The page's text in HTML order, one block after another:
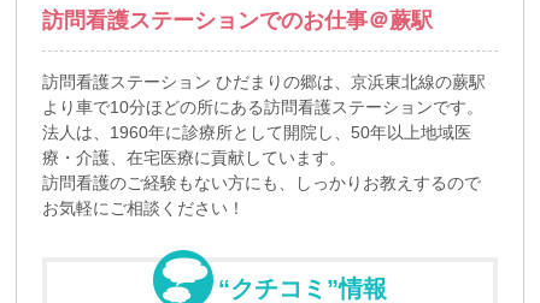
訪問看護ステーションでのお仕事＠蕨駅
訪問看護ステーション ひだまりの郷は、京浜東北線の蕨駅
より車で10分ほどの所にある訪問看護ステーションです。
法人は、1960年に診療所として開院し、50年以上地域医
療・介護、在宅医療に貢献しています。
訪問看護のご経験もない方にも、しっかりお教えするので
お気軽にご相談ください！
“クチコミ”情報